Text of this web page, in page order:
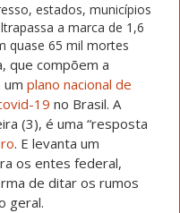
estados, municípios
a marca de 1,6
quase 65 mil mortes
que compõem a
um plano nacional de
19 no Brasil. A
(3), é uma “resposta
. E levanta um
os entes federal,
de ditar os rumos
geral.